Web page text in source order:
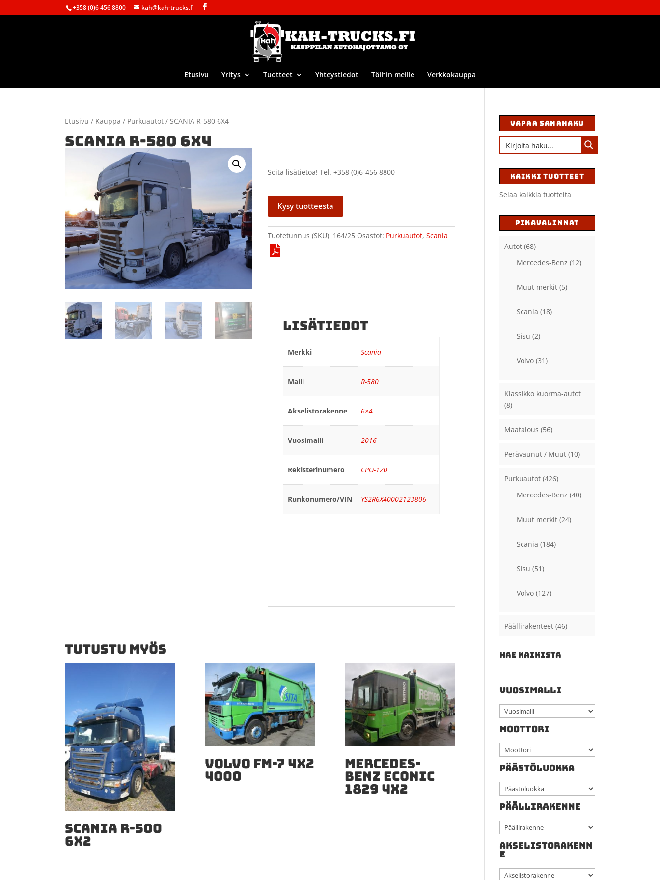
+358 (0)6 456 8800 kah@kah-trucks.fi
Etusivu Yritys Tuotteet Yhteystiedot Töihin meille Verkkokauppa
Etusivu / Kauppa / Purkuautot / SCANIA R-580 6X4
SCANIA R-580 6X4
Soita lisätietoa! Tel. +358 (0)6-456 8800
Kysy tuotteesta
Tuotetunnus (SKU): 164/25 Osastot: Purkuautot,Scania
LISÄTIEDOT
Merkki Scania
Malli R-580
Akselistorakenne 6×4
Vuosimalli 2016
Rekisterinumero CPO-120
Runkonumero/VIN YS2R6X40002123806
TUTUSTU MYÖS
SCANIA R-500
6X2
VOLVO FM-7 4X2
4000
MERCEDES-
BENZ ECONIC
1829 4X2
VAPAA SANAHAKU
KAIKKI TUOTTEET
Selaa kaikkia tuotteita
PIKAVALINNAT
Autot (68)
Mercedes-Benz (12)
Muut merkit (5)
Scania (18)
Sisu (2)
Volvo (31)
Klassikko kuorma-autot
(8)
Maatalous (56)
Perävaunut / Muut (10)
Purkuautot (426)
Mercedes-Benz (40)
Muut merkit (24)
Scania (184)
Sisu (51)
Volvo (127)
Päällirakenteet (46)
HAE KAIKISTA
VUOSIMALLI
MOOTTORI
PÄÄSTÖLUOKKA
PÄÄLLIRAKENNE
AKSELISTORAKENN
E